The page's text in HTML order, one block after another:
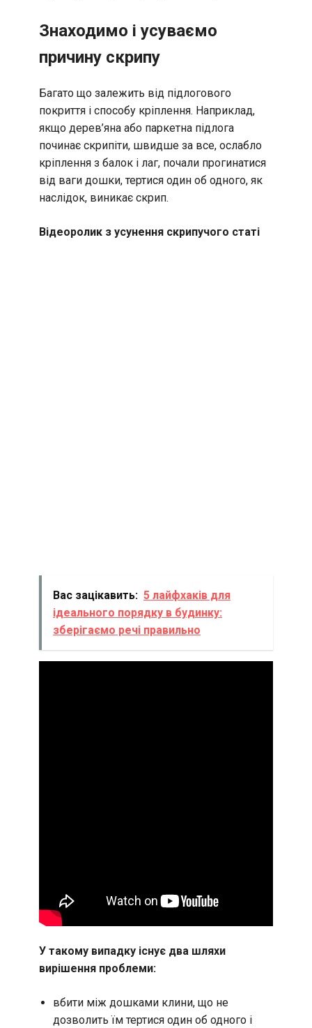
Знаходимо і усуваємо
причину скрипу
Багато що залежить від підлогового
покриття і способу кріплення. Наприклад,
якщо дерев’яна або паркетна підлога
починає скрипіти, швидше за все, ослабло
кріплення з балок і лаг, почали прогинатися
від ваги дошки, тертися один об одного, як
наслідок, виникає скрип.
Відеоролик з усунення скрипучого статі
Вас зацікавить: 5 лайфхаків для
ідеального порядку в будинку:
зберігаємо речі правильно
У такому випадку існує два шляхи
вирішення проблеми:
вбити між дошками клини, що не
дозволить їм тертися один об одного і